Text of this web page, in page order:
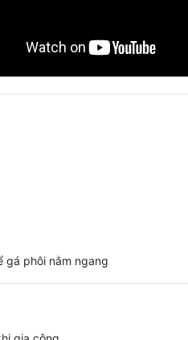
gá phôi nằm ngang